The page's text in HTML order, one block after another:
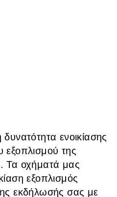
ενοικίασης
εξοπλισμού της
Τα οχήματά μας
εξοπλισμός
εκδήλωσής σας με